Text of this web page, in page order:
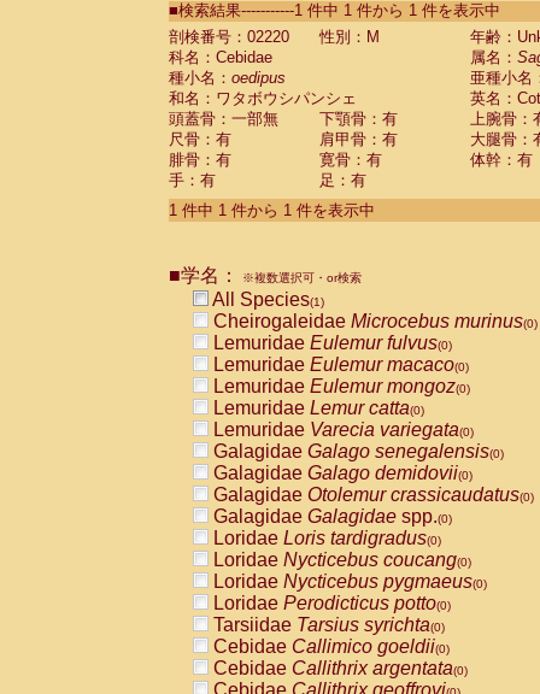
CebidaeSaguinus labiatus(0)
Cebidae Saguinus leucopus (0)
Cebidae
Cebidae
CebidaeSaguinus nigricollis (0)
Cebidae Saguinus oedipus
Cebidae Saguinus weddelli
Cebidae Saguinusspp.
Cebidae Aotus trivirgatus
Cebidae Cebus albifrons
CebidaeCebus nigrivittatus
CebidaeCebus
CebidaeSaimiri boliviensis(0)
CebidaeSaimiri sciureus(0)
AtelidaeAlouatta caraya(0)
AtelidaeAlouatta fusca(0)
AtelidaeAlouatta seniculus
AtelidaeAlouattaspp.(0)
AtelidaeAteles belzebuth(0)
AtelidaeAteles geoffroyi(0)
AtelidaeAteles paniscus(0)
AtelidaeAtelesspp.(0)
Atelidae Lagothrix lagothricha
AtelidaeLagothrix lagothricha cana
PitheciidaeCacajao calvus
PitheciidaeCallicebus cupreus
PitheciidaeCallicebus donacophilus
PitheciidaeCallicebus moloch
PitheciidaeCallicebus torquatus
PitheciidaeCallicebusspp.(0)
■検索結果-----------1 件中 1 件から 1 件を表示中
剖検番号：02220
性別：M
年齢：
科名：Cebidae
属名：
種小名： oedipus
亜種小名
和名：ワタボウシパンシェ
英名：
頭蓋骨：一部無
下顎骨：有
上腕骨：
尺骨：有
肩甲骨：有
大腿骨：
腓骨：有
寛骨：有
体幹：有
手：有
足：有
1 件中 1 件から 1 件を表示中
■学名： ※複数選択可・or検索
All Species(1)
Cheirogaleidae Microcebus murinus(0)
Lemuridae Eulemur fulvus(0)
Lemuridae Eulemur macaco(0)
Lemuridae Eulemur mongoz(0)
Lemuridae Lemur catta(0)
Lemuridae Varecia variegata(0)
Galagidae Galago senegalensis(0)
Galagidae Galago demidovii(0)
Galagidae Otolemur crassicaudatus(0)
Galagidae Galagidae spp.(0)
Loridae Loris tardigradus(0)
Loridae Nycticebus coucang(0)
Loridae Nycticebus pygmaeus(0)
Loridae Perodicticus potto(0)
Tarsiidae Tarsius syrichta(0)
Cebidae Callimico goeldii(0)
Cebidae Callithrix argentata(0)
Cebidae Callithrix geoffroyi